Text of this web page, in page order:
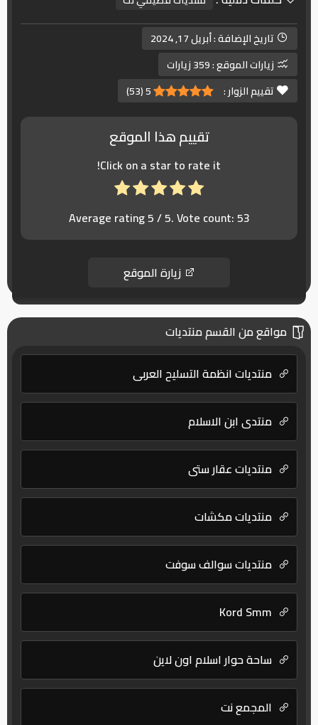
تاريخ الإضافة :أبريل 17, 2024
زيارات الموقع :359 زيارات
تقييم الزوار :
5
(
53
)
تقييم هذا الموقع
Click on a star to rate it!
Average rating5/ 5. Vote count:53
زيارة الموقع
مواقع من القسم منتديات
منتديات انظمة التسليح العربي
منتدي ابن الاسلام
منتديات عقار ستي
منتديات مكشات
منتديات سوالف سوفت
Kord Smm
ساحة حوار اسلام اون لاين
المجمع نت